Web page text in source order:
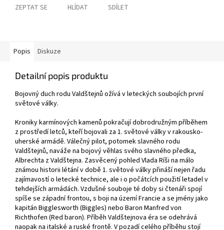
ZEPTAT SE HLÍDAT SDÍLET
Popis Diskuze
Detailní popis produktu
Bojovný duch rodu Valdštejnů ožívá v leteckých soubojích první
světové války.
Kroniky karmínových kamenů pokračují dobrodružným příběhem
z prostředí letců, kteří bojovali za 1. světové války v rakousko-
uherské armádě. Válečný pilot, potomek slavného rodu
Valdštejnů, naváže na bojový věhlas svého slavného předka,
Albrechta z Valdštejna. Zasvěcený pohled Vlada Ríši na málo
známou historii létání v době 1. světové války přináší nejen řadu
zajímavostí o letecké technice, ale i o počátcích použití letadel v
tehdejších armádách. Vzdušné souboje té doby si čtenáři spojí
spíše se západní frontou, s boji na území Francie a se jmény jako
kapitán Bigglesworth (Biggles) nebo Baron Manfred von
Richthofen (Red baron). Příběh Valdštejnova éra se odehrává
naopak na italské a ruské frontě. V pozadí celého příběhu stojí